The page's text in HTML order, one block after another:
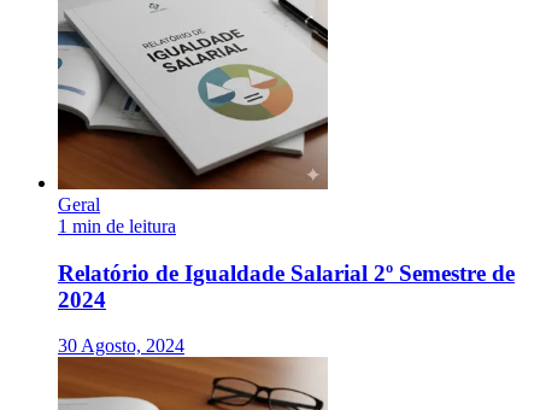
Geral
1 min de leitura
Relatório de Igualdade Salarial 2º Semestre de
2024
30 Agosto, 2024